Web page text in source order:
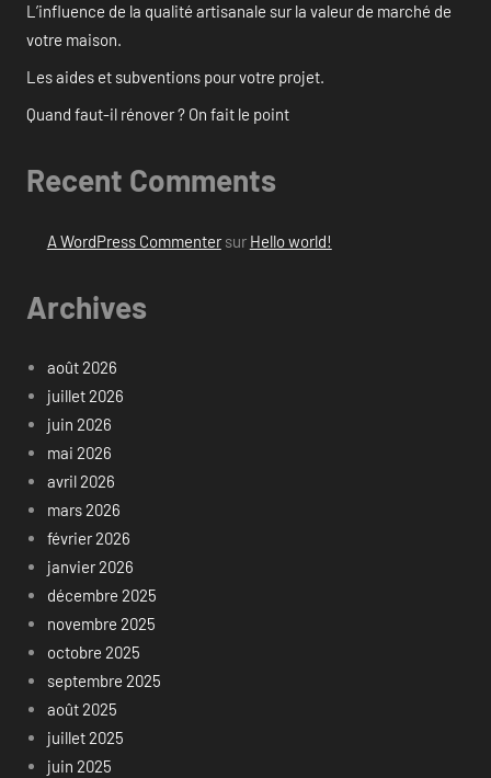
L’influence de la qualité artisanale sur la valeur de marché de
votre maison.
Les aides et subventions pour votre projet.
Quand faut-il rénover ? On fait le point
Recent Comments
A WordPress Commentersur Hello world!
Archives
août 2026
juillet 2026
juin 2026
mai 2026
avril 2026
mars 2026
février 2026
janvier 2026
décembre 2025
novembre 2025
octobre 2025
septembre 2025
août 2025
juillet 2025
juin 2025